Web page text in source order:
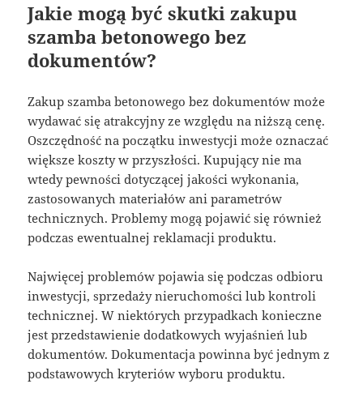
Jakie mogą być skutki zakupu
szamba betonowego bez
dokumentów?
Zakup szamba betonowego bez dokumentów może
wydawać się atrakcyjny ze względu na niższą cenę.
Oszczędność na początku inwestycji może oznaczać
większe koszty w przyszłości. Kupujący nie ma
wtedy pewności dotyczącej jakości wykonania,
zastosowanych materiałów ani parametrów
technicznych. Problemy mogą pojawić się również
podczas ewentualnej reklamacji produktu.
Najwięcej problemów pojawia się podczas odbioru
inwestycji, sprzedaży nieruchomości lub kontroli
technicznej. W niektórych przypadkach konieczne
jest przedstawienie dodatkowych wyjaśnień lub
dokumentów. Dokumentacja powinna być jednym z
podstawowych kryteriów wyboru produktu.